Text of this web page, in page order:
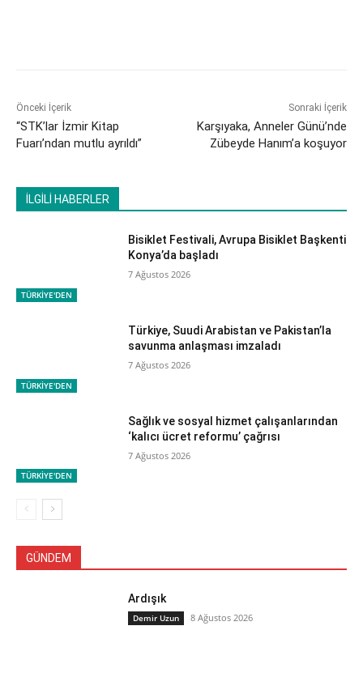
Önceki İçerik
“STK’lar İzmir Kitap
Fuarı’ndan mutlu ayrıldı”
Sonraki İçerik
Karşıyaka, Anneler Günü’nde
Zübeyde Hanım’a koşuyor
İLGİLİ HABERLER
TÜRKİYE'DEN
Bisiklet Festivali, Avrupa Bisiklet Başkenti
Konya’da başladı
7 Ağustos 2026
TÜRKİYE'DEN
Türkiye, Suudi Arabistan ve Pakistan’la
savunma anlaşması imzaladı
7 Ağustos 2026
TÜRKİYE'DEN
Sağlık ve sosyal hizmet çalışanlarından
‘kalıcı ücret reformu’ çağrısı
7 Ağustos 2026
GÜNDEM
Ardışık
Demir Uzun 8 Ağustos 2026